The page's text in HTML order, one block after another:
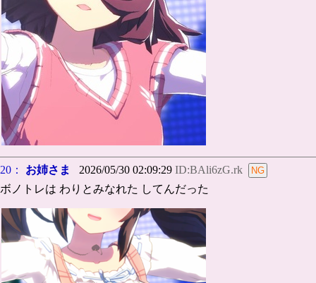
20： お姉さま 2026/05/30 02:09:29 ID:BAli6zG.rk
ボノトレは わりとみなれた してんだった